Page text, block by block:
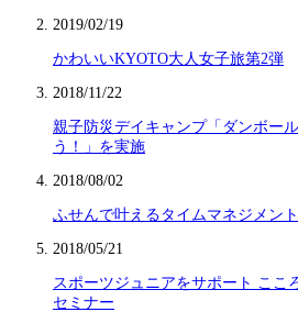
2019/02/19
かわいいKYOTO大人女子旅第2弾
2018/11/22
親子防災デイキャンプ「ダンボー
う！」を実施
2018/08/02
ふせんで叶えるタイムマネジメン
2018/05/21
スポーツジュニアをサポート ここ
セミナー